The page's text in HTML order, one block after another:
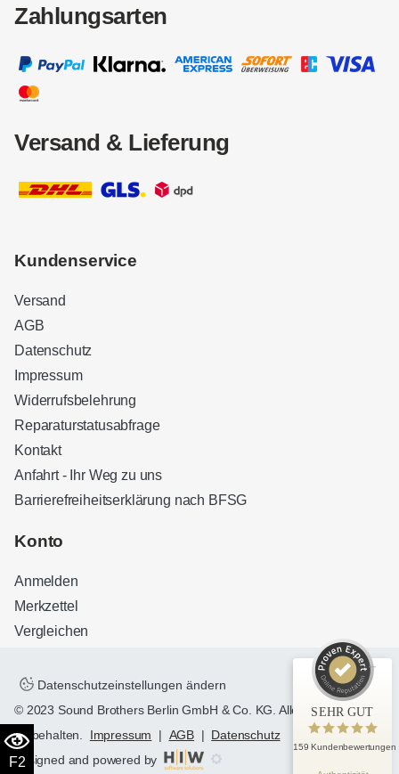
F2
Zahlungsarten
Versand & Lieferung
Kundenservice
Versand
AGB
Datenschutz
Impressum
Widerrufsbelehrung
Reparaturstatusabfrage
Kontakt
Anfahrt - Ihr Weg zu uns
Barrierefreiheitserklärung nach BFSG
Konto
Anmelden
Merkzettel
Vergleichen
Datenschutzeinstellungen ändern
© 2023 Sound Brothers Berlin GmbH & Co. KG. Alle Rechte
vorbehalten. Impressum | AGB | Datenschutz
designed and powered by
SEHR GUT
159 Kundenbewertungen
Kundenbewertungen und Erfahrungen zu
32
Bewertungen auf
ProvenExpert.com
Blick aufs ProvenExpert-Profil werfen